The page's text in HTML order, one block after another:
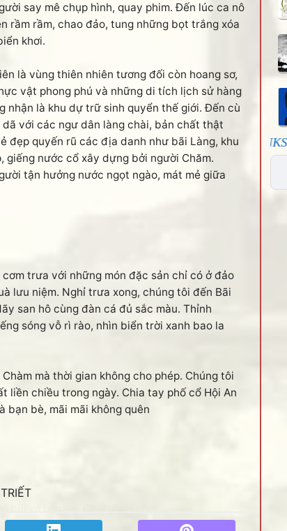
say mê chụp hình, quay phim. Đến lúc ca nô
rầm rầm, chao đảo, tung những bọt trắng xóa
khơi.
là vùng thiên nhiên tương đối còn hoang sơ,
vật phong phú và những di tích lịch sử hàng
nhận là khu dự trữ sinh quyển thế giới. Đến cù
với các ngư dân làng chài, bản chất thật
đẹp quyến rũ các địa danh như bãi Làng, khu
giếng nước cổ xây dựng bởi người Chăm.
tận hưởng nước ngọt ngào, mát mẻ giữa
trưa với những món đặc sản chỉ có ở đảo
lưu niệm. Nghỉ trưa xong, chúng tôi đến Bãi
san hô cùng đàn cá đủ sắc màu. Thỉnh
sóng vỗ rì rào, nhìn biển trời xanh bao la
mà thời gian không cho phép. Chúng tôi
chiều trong ngày. Chia tay phố cổ Hội An
bạn bè, mãi mãi không quên
THANKS các bạn đã